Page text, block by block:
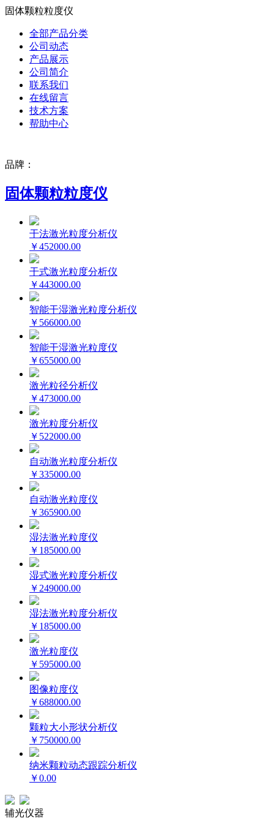
固体颗粒粒度仪
全部产品分类
公司动态
产品展示
公司简介
联系我们
在线留言
技术方案
帮助中心
品牌：
固体颗粒粒度仪
干法激光粒度分析仪
￥452000.00
干式激光粒度分析仪
￥443000.00
智能干湿激光粒度分析仪
￥566000.00
智能干湿激光粒度仪
￥655000.00
激光粒径分析仪
￥473000.00
激光粒度分析仪
￥522000.00
自动激光粒度分析仪
￥335000.00
自动激光粒度仪
￥365900.00
湿法激光粒度仪
￥185000.00
湿式激光粒度分析仪
￥249000.00
湿法激光粒度分析仪
￥185000.00
激光粒度仪
￥595000.00
图像粒度仪
￥688000.00
颗粒大小形状分析仪
￥750000.00
纳米颗粒动态跟踪分析仪
￥0.00
辅光仪器